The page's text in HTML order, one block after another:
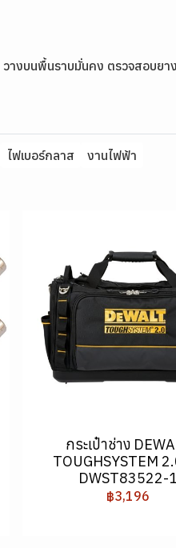
างบนพื้นราบมั่นคง ตรวจสอบย
ไฟเบอร์กลาส งานไฟฟ้า
กระเป๋าช่าง
TOUGHSYSTEM
DWST83522-1
฿3,196